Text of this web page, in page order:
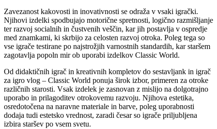
Zavezanost kakovosti in inovativnosti se odraža v vsaki igrački.
Njihovi izdelki spodbujajo motorične spretnosti, logično razmišljanje
ter razvoj socialnih in čustvenih veščin, kar jih postavlja v ospredje
med znamkami, ki skrbijo za celosten razvoj otroka. Poleg tega so
vse igrače testirane po najstrožjih varnostnih standardih, kar staršem
zagotavlja popoln mir ob uporabi izdelkov Classic World.
Od didaktičnih igrač in kreativnih kompletov do sestavljank in igrač
za igro vlog – Classic World ponuja širok izbor, primeren za otroke
različnih starosti. Vsak izdelek je zasnovan z mislijo na dolgotrajno
uporabo in prilagoditev otrokovemu razvoju. Njihova estetika,
osredotočena na naravne materiale in barve, poleg uporabnosti
dodaja tudi estetsko vrednost, zaradi česar so igrače priljubljena
izbira staršev po vsem svetu.